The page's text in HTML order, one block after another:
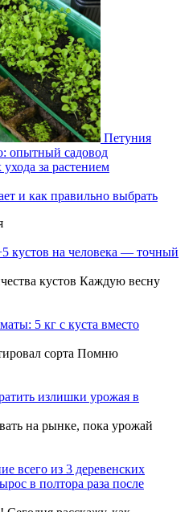
Петуния
опытный садовод
ухода за растением
и как правильно выбрать
кустов на человека — точный
кустов Каждую весну
5 кг с куста вместо
сорта Помню
излишки урожая в
на рынке, пока урожай
всего из 3 деревенских
в полтора раза после